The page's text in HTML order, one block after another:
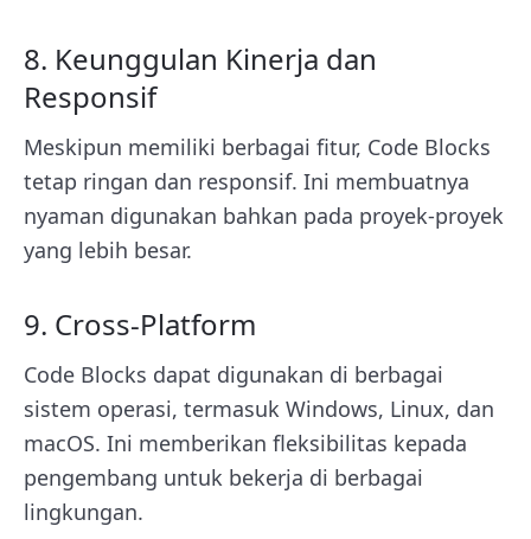
8. Keunggulan Kinerja dan
Responsif
Meskipun memiliki berbagai fitur, Code Blocks
tetap ringan dan responsif. Ini membuatnya
nyaman digunakan bahkan pada proyek-proyek
yang lebih besar.
9. Cross-Platform
Code Blocks dapat digunakan di berbagai
sistem operasi, termasuk Windows, Linux, dan
macOS. Ini memberikan fleksibilitas kepada
pengembang untuk bekerja di berbagai
lingkungan.